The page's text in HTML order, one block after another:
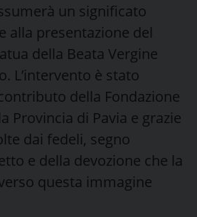
un significato
alla presentazione del
della Beata Vergine
L’intervento è stato
della Fondazione
Provincia di Pavia e grazie
dai fedeli, segno
e della devozione che la
questa immagine